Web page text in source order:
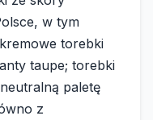
w tym
torebki
taupe; torebki
paletę
z